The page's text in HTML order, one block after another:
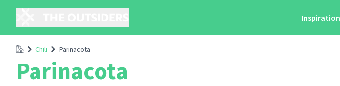
Inspiration
Accueil
Chili Parinacota
Parinacota